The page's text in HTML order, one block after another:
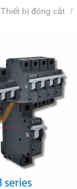
Thiết bị đóng cắt /